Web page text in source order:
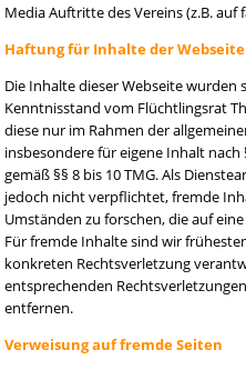
Media Auftritte des Vereins (z.B.
Haftung für Inhalte der Webseite
Die Inhalte dieser Webseite
Kenntnisstand vom Flüchtlingsrat
diese nur im Rahmen der
insbesondere für eigene Inhalt
gemäß §§ 8 bis 10 TMG. Als
jedoch nicht verpflichtet, fremde
Umständen zu forschen, die auf
Für fremde Inhalte sind wir
konkreten Rechtsverletzung
entsprechenden
entfernen.
Verweisung auf fremde Seiten